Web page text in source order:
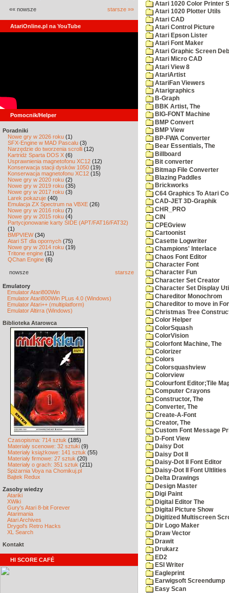
«« nowsze starsze »»
AtariOnline.pl na YouTube
Pomocnik/Helper
Poradniki
Nowe gry w 2026 roku (1)
SFX-Engine w MAD Pascalu (3)
Narzędzie do tworzenia scrolli (12)
Kartridż Sparta DOS X (6)
Usprawnienia magnetofonu XC12 (12)
Konserwacja stacji dysków 1050 (19)
Konserwacja magnetofonu XC12 (15)
Nowe gry w 2020 roku (2)
Nowe gry w 2019 roku (35)
Nowe gry w 2017 roku (3)
Larek pokazuje (40)
Emulacja ZX Spectrum na VBXE (26)
Nowe gry w 2016 roku (7)
Nowe gry w 2015 roku (4)
Partycjonowanie karty SIDE (APT/FAT16/FAT32)
(1)
BMPVIEW(34)
Atari ST dla opornych (75)
Nowe gry w 2014 roku (19)
Tritone engine (11)
QChan Engine (6)
nowsze starsze
Emulatory
Emulator Atari800Win
Emulator Atari800Win PLus 4.0 (Windows)
Emulator Atari++ (multiplatform)
Emulator Altirra (Windows)
Biblioteka Atarowca
Czasopisma: 714 sztuk (185)
Materiały scenowe: 32 sztuki (9)
Materiały książkowe: 141 sztuk (55)
Materiały firmowe: 27 sztuk (20)
Materiały o grach: 351 sztuk (211)
Spiżarnia Voya na Chomikuj.pl
Bajtek Redux
Zasoby wiedzy
Atariki
XWiki
Gury's Atari 8-bit Forever
Atarimania
Atari Archives
Drygol's Retro Hacks
XL Search
Kontakt
HI SCORE CAFÉ
Atari 1020 Color Printer
Atari 1020 Plotter Utils
Atari CAD
Atari Control Picture
Atari Epson Lister
Atari Font Maker
Atari Graphic Screen
Atari Micro CAD
Atari View 8
AtariArtist
AtariFan Viewers
Atarigraphics
B-Graph
BBK Artist, The
BIG-FONT Machine
BMP Convert
BMP View
BP-FWA Converter
Bear Essentials, The
Billboard
Bit converter
Bitmap File Converter
Blazing Paddles
Brickworks
C64 Graphics To Atari
CAD-JET 3D-Graphik
CHR_PRO
CIN
CPEGview
Cartoonist
Casette Logwriter
Champions' Interlace
Chaos Font Editor
Character Font
Character Fun
Character Set Creator
Character Set Display
Chareditor Monochrom
Chareditor to move in
Christmas Tree
Color Helper
ColorSquash
ColorVision
Colorfont Machine, The
Colorizer
Colors
Colorsquashview
Colorview
Colourfont Editor;Tile
Computer Crayons
Constructor, The
Converter, The
Create-A-Font
Creator, The
Custom Font Message
D-Font View
Daisy Dot
Daisy Dot II
Daisy-Dot II Font Editor
Daisy-Dot II Font Ultlities
Delta Drawings
Design Master
Digi Paint
Digital Editor The
Digital Picture Show
Digitized Multiscreen
Dir Logo Maker
Draw Vector
Drawit
Drukarz
ED2
ESI Writer
Eagleprint
Earwigsoft Screendump
Easy Scan